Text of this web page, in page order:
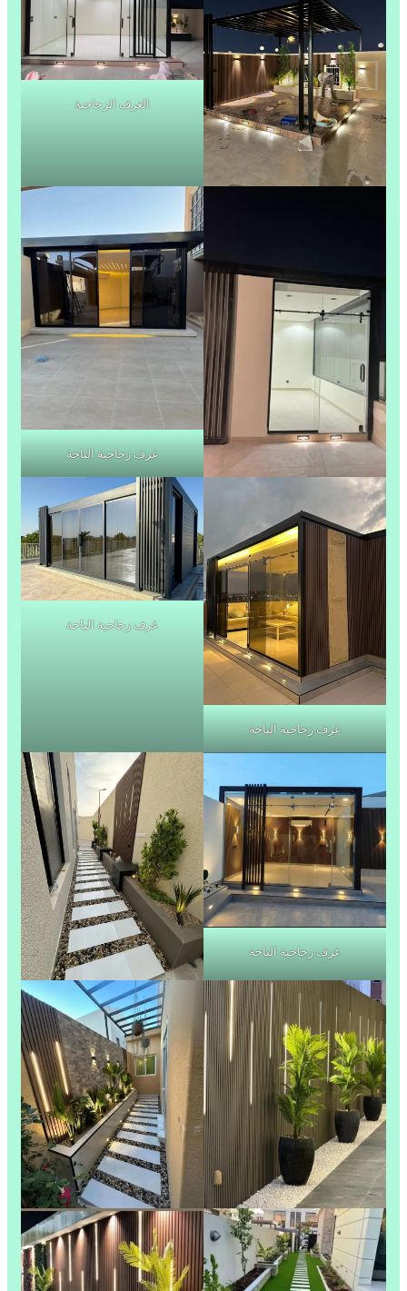
الغرف الزجاجية
غرف زجاجية الباحة
غرف زجاجية الباحة
غرف زجاجية الباحة
غرف زجاجية الباحة